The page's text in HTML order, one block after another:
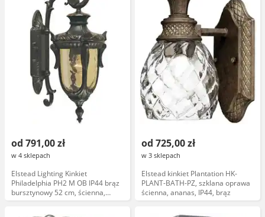
od 791,00 zł
w 4 sklepach
Elstead Lighting Kinkiet
Philadelphia PH2 M OB IP44 brąz
bursztynowy 52 cm, ścienna,
elewacyjna, zewnętrzna
od 725,00 zł
w 3 sklepach
Elstead kinkiet Plantation HK-
PLANT-BATH-PZ, szklana oprawa
ścienna, ananas, IP44, brąz